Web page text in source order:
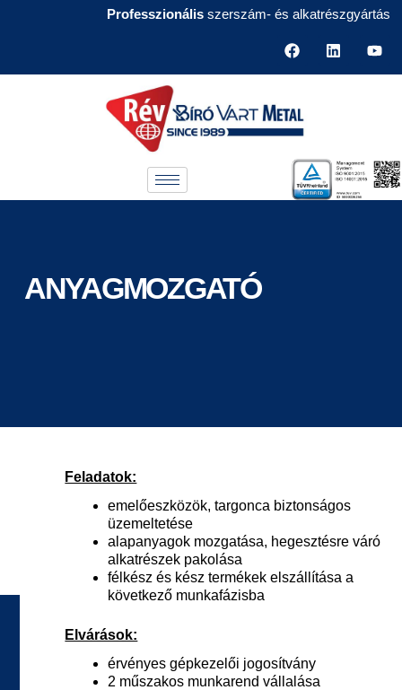
Professzionálisszerszám- és alkatrészgyártás
ANYAGMOZGATÓ
Feladatok:
emelőeszközök, targonca biztonságos
üzemeltetése
alapanyagok mozgatása, hegesztésre váró
alkatrészek pakolása
félkész és kész termékek elszállítása a
következő munkafázisba
Elvárások:
érvényes gépkezelői jogosítvány
2 műszakos munkarend vállalása